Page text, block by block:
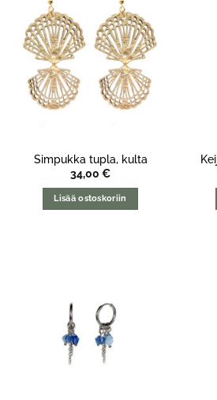
Simpukka tupla, kulta
34,00 €
Lisää ostoskoriin